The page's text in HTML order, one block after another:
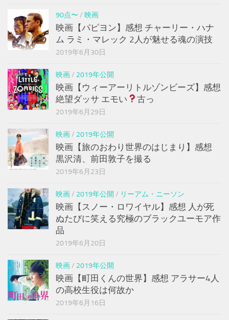
90点〜 / 映画
映画【パピヨン】感想 チャーリー・ハナ
ム ラミ・マレック 2人が魅せる魂の演技
2019年6月30日
映画/ 2019年公開
映画【ウィーアーリトルゾンビーズ】感想
絶望ダッサ エモい
古っ
2019年6月29日
映画/ 2019年公開
映画【旅のおわり世界のはじまり】感想
黒沢清、前田敦子を撮る
2019年6月23日
映画/ 2019年公開 / リーアム・ニーソン
映画【スノー・ロワイヤル】感想 人が死
ぬたびに笑える究極のブラックユーモア作
品
2019年6月20日
映画/ 2019年公開
映画【町田くんの世界】感想 アラサー4人
の高校生役は何故か
2019年6月16日